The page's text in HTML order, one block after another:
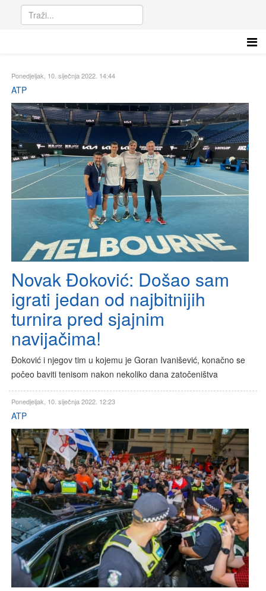
Ponedjeljak, 10. siječnja 2022. 14:44
ATP
Novak Đoković: Došao sam
igrati jedan od najbitnijih
turnira pred sjajnim
navijačima!
Đoković i njegov tim u kojemu je Goran Ivanišević, konačno se
počeo baviti tenisom nakon nekoliko dana zatočeništva
Ponedjeljak, 10. siječnja 2022. 12:23
ATP